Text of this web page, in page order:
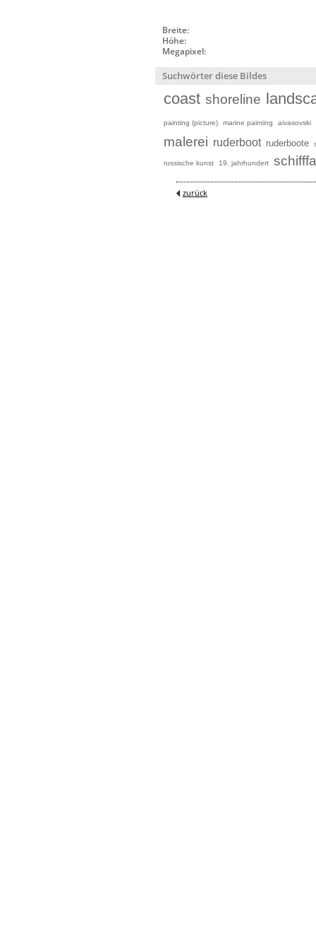
Breite:
Höhe:
Megapixel:
Suchwörter diese Bildes
coast shoreline
painting (picture) marine painting aivasovski
malerei ruderboot ruderboote
russische kunst 19. jahrhundert
zurück